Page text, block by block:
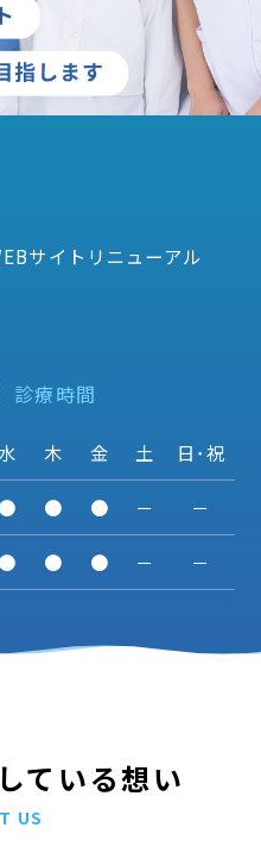
サイトリニューアル
診療時間
木 金 土 日･祝
● ● ● － －
● ● ● － －
ている想い
US